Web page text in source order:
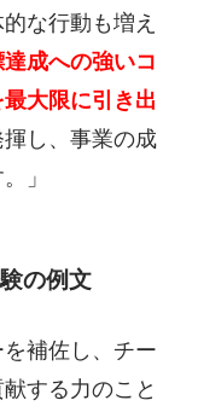
な行動も増え
達成への強いコ
大限に引き出
し、事業の成
」
の例文
補佐し、チー
する力のこと